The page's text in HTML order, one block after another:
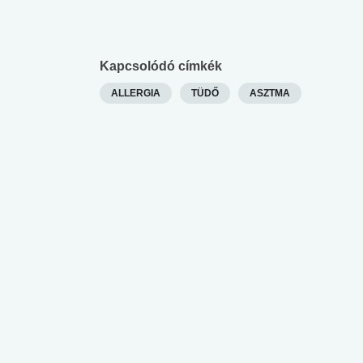
Kapcsolódó címkék
ALLERGIA TÜDŐ ASZTMA